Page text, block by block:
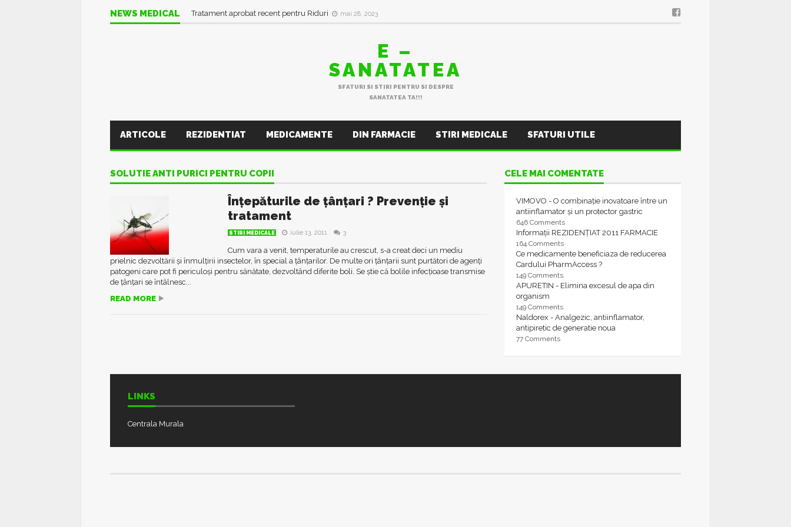
NEWS MEDICAL Tratament aprobat recent pentru Riduri mai 28, 2023
E –
SANATATEA
SFATURI SI STIRI PENTRU SI DESPRE
SANATATEA TA!!!
ARTICOLE REZIDENTIAT MEDICAMENTE DIN FARMACIE STIRI MEDICALE SFATURI UTILE
SOLUTIE ANTI PURICI PENTRU COPII
Înțepăturile de țânțari ? Prevenție și
tratament
STIRI MEDICALE iulie 13, 2011 3
Cum vara a venit, temperaturile au crescut, s-a creat deci un mediu
prielnic dezvoltării și înmulțirii insectelor, în special a țânțarilor. De multe ori țânțarii sunt purtători de agenți
patogeni care pot fi periculoși pentru sănătate, dezvoltând diferite boli. Se știe că bolile infecţioase transmise
de ţânţari se întâlnesc...
READ MORE
CELE MAI COMENTATE
VIMOVO - O combinație inovatoare între un
antiinflamator și un protector gastric
646 Comments
Informații REZIDENȚIAT 2011 FARMACIE
164 Comments
Ce medicamente beneficiaza de reducerea
Cardului PharmAccess ?
149 Comments
APURETIN - Elimina excesul de apa din
organism
149 Comments
Naldorex - Analgezic, antiinflamator,
antipiretic de generatie noua
77 Comments
LINKS
Centrala Murala